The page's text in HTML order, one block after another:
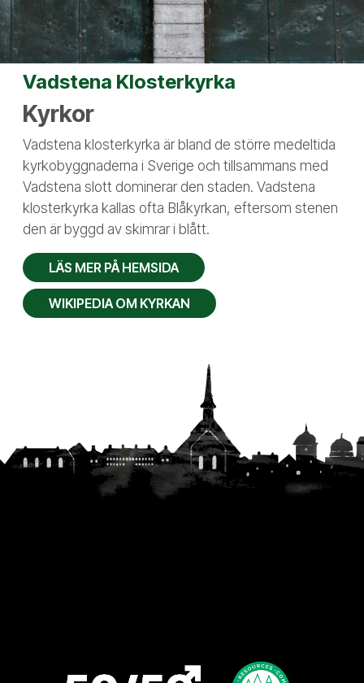
Vadstena Klosterkyrka
Kyrkor
Vadstena klosterkyrka är bland de större medeltida
kyrkobyggnaderna i Sverige och tillsammans med
Vadstena slott dominerar den staden. Vadstena
klosterkyrka kallas ofta Blåkyrkan, eftersom stenen
den är byggd av skimrar i blått.
LÄS MER PÅ HEMSIDA
WIKIPEDIA OM KYRKAN